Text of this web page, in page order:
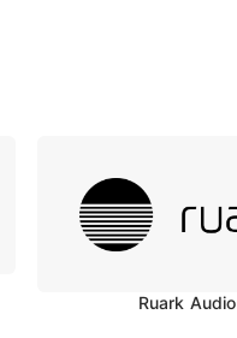
Ruark Audio